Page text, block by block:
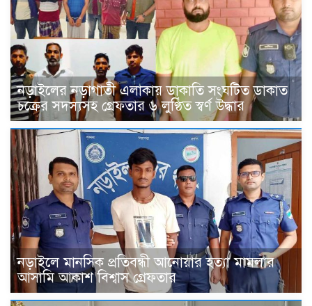
নড়াইলের নড়াগাতী এলাকায় ডাকাতি সংঘটিত ডাকাত
চক্রের সদস্যসহ গ্রেফতার ৬ লুণ্ঠিত স্বর্ণ উদ্ধার
নড়াইলে মানসিক প্রতিবন্ধী আনোয়ার হত্যা মামলার
আসামি আকাশ বিশ্বাস গ্রেফতার